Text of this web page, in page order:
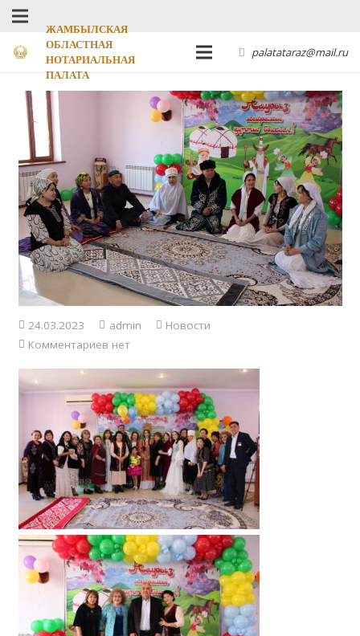
ЖАМБЫЛСКАЯ
ОБЛАСТНАЯ
НОТАРИАЛЬНАЯ
ПАЛАТА
palatataraz@mail.ru
24.03.2023 admin
Новости
Комментариев нет